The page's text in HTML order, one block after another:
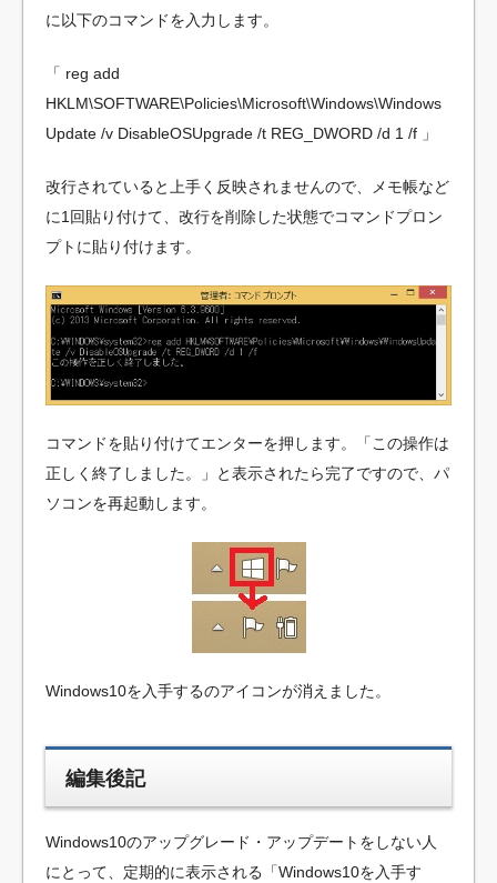
に以下のコマンドを入力します。
「 reg add
HKLM\SOFTWARE\Policies\Microsoft\Windows\Windows
Update /v DisableOSUpgrade /t REG_DWORD /d 1 /f 」
改行されていると上手く反映されませんので、メモ帳など
に1回貼り付けて、改行を削除した状態でコマンドプロン
プトに貼り付けます。
コマンドを貼り付けてエンターを押します。「この操作は
正しく終了しました。」と表示されたら完了ですので、パ
ソコンを再起動します。
Windows10を入手するのアイコンが消えました。
編集後記
Windows10のアップグレード・アップデートをしない人
にとって、定期的に表示される「Windows10を入手す